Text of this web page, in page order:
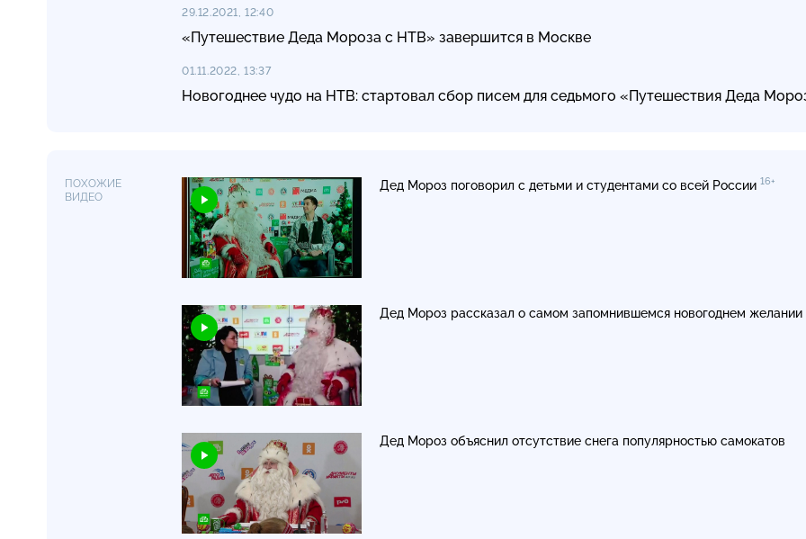
29.12.2021, 12:40
«Путешествие Деда Мороза с НТВ» завершится в Москве
01.11.2022, 13:37
Новогоднее чудо на НТВ: стартовал сбор писем для седьмого «Путешествия Деда
ПОХОЖИЕ
ВИДЕО
Дед Мороз поговорил с детьми и студентами со всей России 16+
Дед Мороз рассказал о самом запомнившемся новогоднем желании
Дед Мороз объяснил отсутствие снега популярностью самокатов